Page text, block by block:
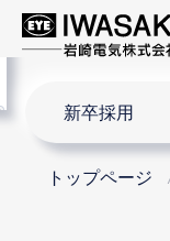
新卒採用
トップページ
menu